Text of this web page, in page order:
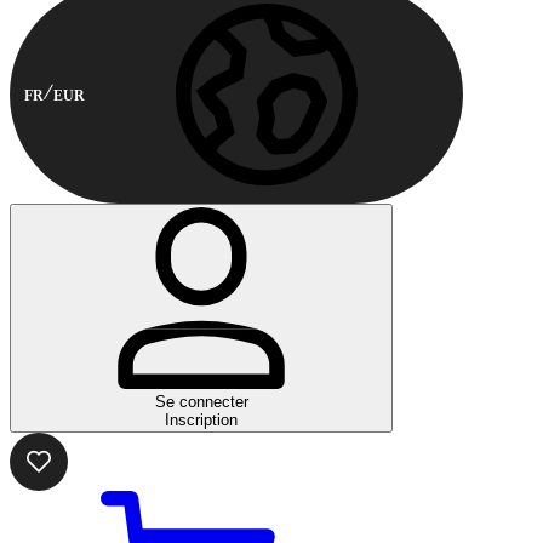
FR EUR
Se connecter
Inscription